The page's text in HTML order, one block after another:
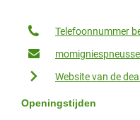
Telefoonnummer
Website van de
Openingstijden